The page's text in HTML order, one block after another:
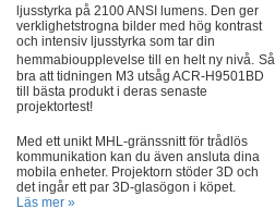
ljusstyrka på 2100 ANSI lumens. Den ger
verklighetstrogna bilder med hög kontrast
och intensiv ljusstyrka som tar din
hemmabioupplevelse till en helt ny nivå. Så
bra att tidningen M3 utsåg ACR-H9501BD
till bästa produkt i deras senaste
projektortest!
Med ett unikt MHL-gränssnitt för trådlös
kommunikation kan du även ansluta dina
mobila enheter. Projektorn stöder 3D och
det ingår ett par 3D-glasögon i köpet.
Läs mer »